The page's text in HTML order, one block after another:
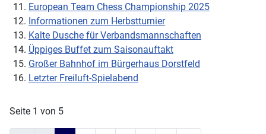
European Team Chess Championship 2025
Informationen zum Herbstturnier
Kalte Dusche für Verbandsmannschaften
Üppiges Buffet zum Saisonauftakt
Großer Bahnhof im Bürgerhaus Dorstfeld
Letzter Freiluft-Spielabend
Seite 1 von 5